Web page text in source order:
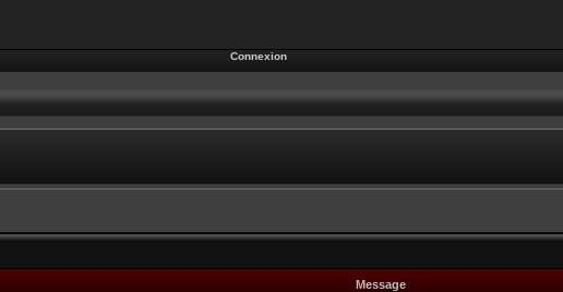
Connexion
Message